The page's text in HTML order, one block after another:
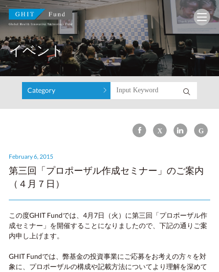
GHIT Fund Global Health Innovative Technology
イベント
Category
February 6, 2015
第三回「プロポーザル作成セミナー」のご案内
（４月７日）
この度GHIT Fundでは、4月7日（火）に第三回「プロポーザル作
成セミナー」を開催することになりましたので、下記の通りご案
内申し上げます。
GHIT Fundでは、弊基金の投資事業にご応募をお考えの方々を対
象に、プロポーザルの構成や記載方法についてより理解を深めて